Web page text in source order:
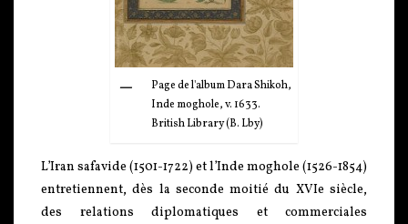
Page de l'album Dara Shikoh,
Inde moghole, v. 1633.
British Library (B. Lby)
L’Iran safavide (1501-1722) et l’Inde moghole (1526-1854)
entretiennent, dès la seconde moitié du XVIe siècle,
des relations diplomatiques et commerciales